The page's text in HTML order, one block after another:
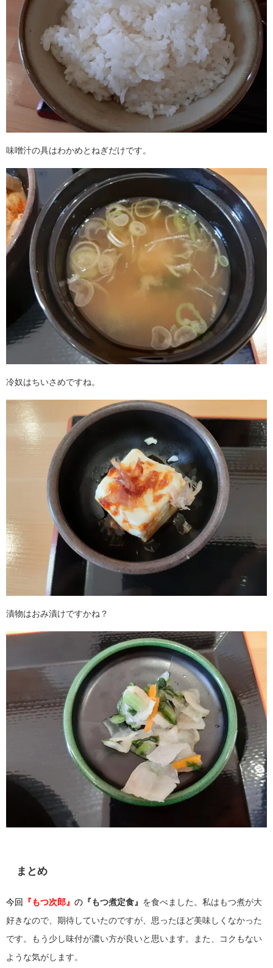
味噌汁の具はわかめとねぎだけです。
冷奴はちいさめですね。
漬物はおみ漬けですかね？
まとめ
今回 『もつ次郎』 の 『もつ煮定食』 を食べました。私はもつ煮が大
好きなので、期待していたのですが、思ったほど美味しくなかった
です。もう少し味付が濃い方が良いと思います。また、コクもない
ような気がします。